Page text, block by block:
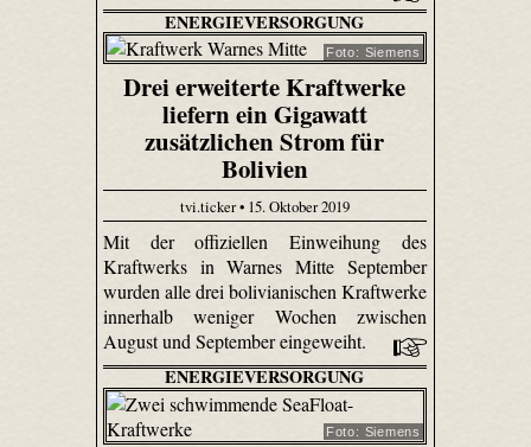
ENERGIEVERSORGUNG
Foto: Siemens
Drei erweiterte Kraftwerke
liefern ein Gigawatt
zusätzlichen Strom für
Bolivien
tvi.ticker • 15. Oktober 2019
Mit der offiziellen Einweihung des
Kraftwerks in Warnes Mitte September
wurden alle drei bolivianischen Kraftwerke
innerhalb weniger Wochen zwischen
August und September eingeweiht.
ENERGIEVERSORGUNG
Foto: Siemens